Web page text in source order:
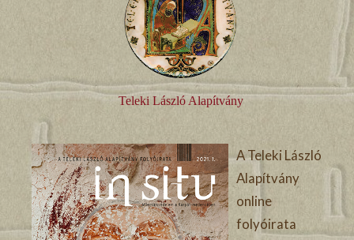
Teleki László Alapítvány
A Teleki László
Alapítvány
online
folyóirata